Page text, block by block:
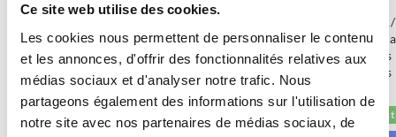
Ce site web utilise des cookies.
Les cookies nous permettent de personnaliser le contenu
et les annonces, d'offrir des fonctionnalités relatives aux
médias sociaux et d'analyser notre trafic. Nous
partageons également des informations sur l'utilisation de
notre site avec nos partenaires de médias sociaux, de
méthodes et les outils de l'audit
qualité
Session garantie
Nouveau programme
Parcours de formation
Parcours
Session